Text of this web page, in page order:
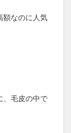
額なのに人気
、毛皮の中で